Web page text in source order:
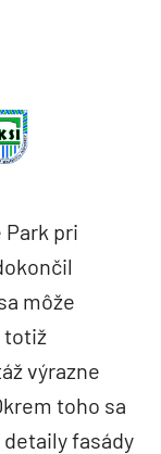
pri
môže
totiž
výrazne
toho sa
fasády